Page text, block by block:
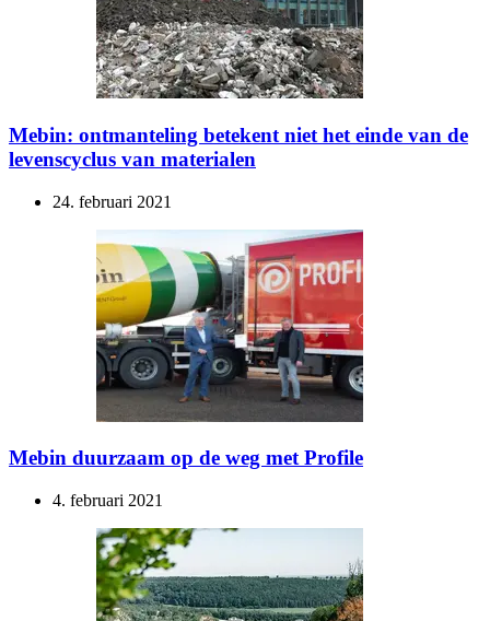
Mebin: ontmanteling betekent niet het einde van de
levenscyclus van materialen
24. februari 2021
Mebin duurzaam op de weg met Profile
4. februari 2021